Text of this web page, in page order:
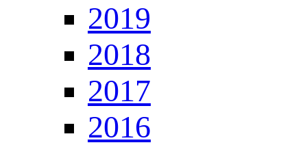
2019
2018
2017
2016